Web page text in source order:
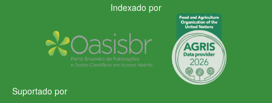
Indexado por
Suportado por